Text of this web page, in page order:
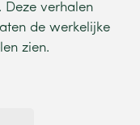
Deze verhalen
laten dewerkelijke
zien.